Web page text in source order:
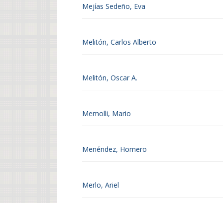
Mejías Sedeño, Eva
Melitón, Carlos Alberto
Melitón, Oscar A.
Memolli, Mario
Menéndez, Homero
Merlo, Ariel